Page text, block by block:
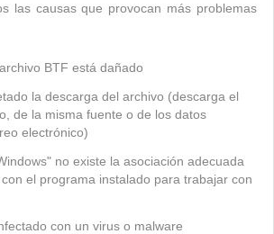
las causas que provocan más problemas
BTF está dañado
la descarga del archivo (descarga el
de la misma fuente o de los datos
electrónico)
no existe la asociación adecuada
el programa instalado para trabajar con
con un virus o malware